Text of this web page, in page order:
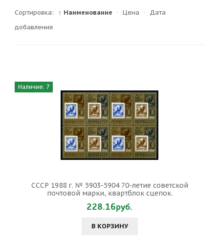
Сортировка: ↑ Наименование · Цена ·
Дата
добавления
Наличие: 7
СССР 1988 г. № 5903-5904 70-летие советской
почтовой марки, квартблок сцепок.
228.16руб.
В КОРЗИНУ